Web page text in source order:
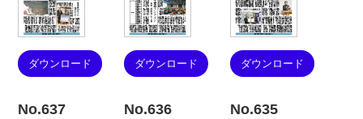
ダウンロード ダウンロード ダウンロード
No.637 No.636 No.635